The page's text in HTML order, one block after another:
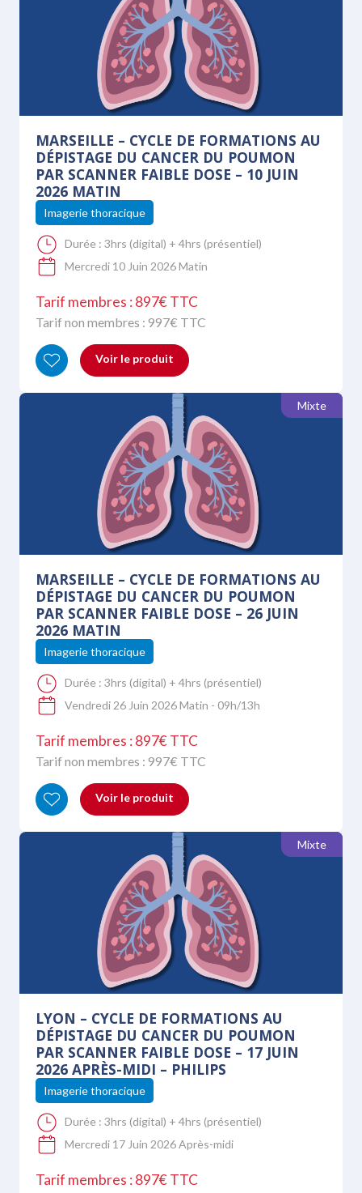
Imagerie pédiatrique
Imagerie prénatale
Imagerie thoracique
Imagerie uro-génitale
Manipulateur
Neuroradiologie
MARSEILLE – CYCLE DE FORMATIONS AU
DÉPISTAGE DU CANCER DU POUMON
PAR SCANNER FAIBLE DOSE – 10 JUIN
2026 MATIN
Imagerie thoracique
Durée : 3hrs (digital) + 4hrs (présentiel)
Mercredi 10 Juin 2026 Matin
Tarif membres : 897€ TTC
Tarif non membres : 997€ TTC
Voir le produit
Mixte
MARSEILLE – CYCLE DE FORMATIONS AU
DÉPISTAGE DU CANCER DU POUMON
PAR SCANNER FAIBLE DOSE – 26 JUIN
2026 MATIN
Imagerie thoracique
Durée : 3hrs (digital) + 4hrs (présentiel)
Vendredi 26 Juin 2026 Matin - 09h/13h
Tarif membres : 897€ TTC
Tarif non membres : 997€ TTC
Voir le produit
Mixte
LYON – CYCLE DE FORMATIONS AU
DÉPISTAGE DU CANCER DU POUMON
PAR SCANNER FAIBLE DOSE – 17 JUIN
2026 APRÈS-MIDI – PHILIPS
Imagerie thoracique
Durée : 3hrs (digital) + 4hrs (présentiel)
Mercredi 17 Juin 2026 Après-midi
Tarif membres : 897€ TTC